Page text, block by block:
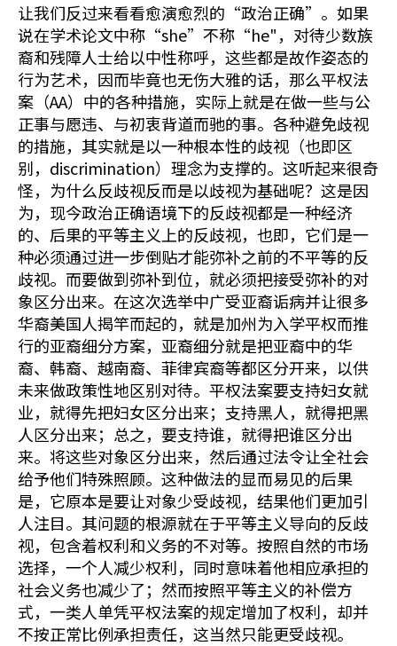
让我们反过来看看愈演愈烈的“政治正确”。如果
说在学术论文中称“she”不称“he"，对待少数族
裔和残障人士给以中性称呼，这些都是故作姿态的
行为艺术，因而毕竟也无伤大雅的话，那么平权法
案（AA）中的各种措施，实际上就是在做一些与公
正事与愿违、与初衷背道而驰的事。各种避免歧视
的措施，其实就是以一种根本性的歧视（也即区
别，discrimination）理念为支撑的。这听起来很奇
怪，为什么反歧视反而是以歧视为基础呢？这是因
为，现今政治正确语境下的反歧视都是一种经济
的、后果的平等主义上的反歧视，也即，它们是一
种必须通过进一步倒贴才能弥补之前的不平等的反
歧视。而要做到弥补到位，就必须把接受弥补的对
象区分出来。在这次选举中广受亚裔诟病并让很多
华裔美国人揭竿而起的，就是加州为入学平权而推
行的亚裔细分方案，亚裔细分就是把亚裔中的华
裔、韩裔、越南裔、菲律宾裔等都区分开来，以供
未来做政策性地区别对待。平权法案要支持妇女就
业，就得先把妇女区分出来；支持黑人，就得把黑
人区分出来；总之，要支持谁，就得把谁区分出
来。将这些对象区分出来，然后通过法令让全社会
给予他们特殊照顾。这种做法的显而易见的后果
是，它原本是要让对象少受歧视，结果他们更加引
人注目。其问题的根源就在于平等主义导向的反歧
视，包含着权利和义务的不对等。按照自然的市场
选择，一个人减少权利，同时意味着他相应承担的
社会义务也减少了；然而按照平等主义的补偿方
式，一类人单凭平权法案的规定增加了权利，却并
不按正常比例承担责任，这当然只能更受歧视。